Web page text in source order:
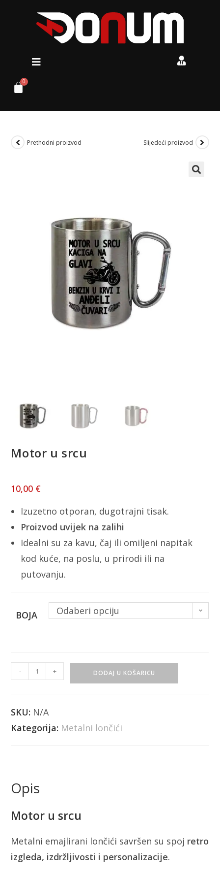
Prethodni proizvod Slijedeći proizvod
Motor u srcu
10,00 €
Izuzetno otporan, dugotrajni tisak.
Proizvod uvijek na zalihi
Idealni su za kavu, čaj ili omiljeni napitak
kod kuće, na poslu, u prirodi ili na
putovanju.
BOJA Odaberi opciju
- + DODAJ U KOŠARICU
SKU: N/A
Kategorija: Metalni lončići
Opis
Motor u srcu
Metalni emajlirani lončići savršen su spoj retro
izgleda, izdržljivosti i personalizacije.